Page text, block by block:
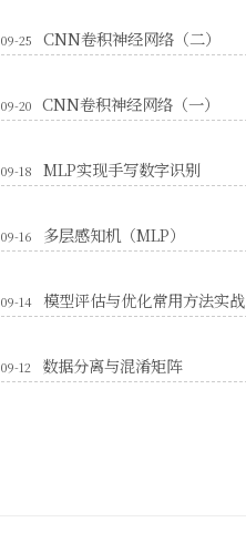
09-25 CNN卷积神经网络（二）
09-20 CNN卷积神经网络（一）
09-18 MLP实现手写数字识别
09-16 多层感知机（MLP）
09-14 模型评估与优化常用方法实战
09-12 数据分离与混淆矩阵